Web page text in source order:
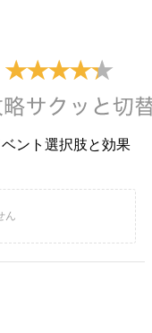
ント選択肢と効果